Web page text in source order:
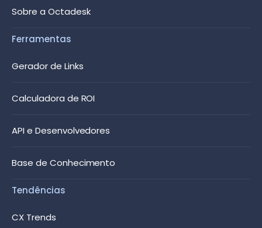
Sobre a Octadesk
Ferramentas
Gerador de Links
Calculadora de ROI
API e Desenvolvedores
Base de Conhecimento
Tendências
CX Trends